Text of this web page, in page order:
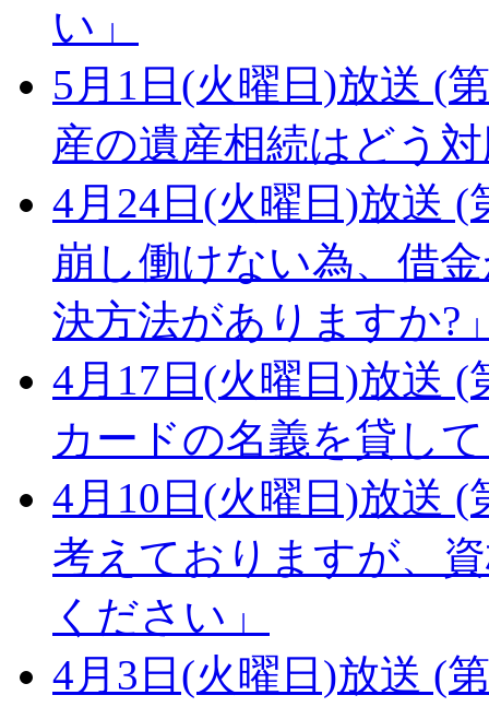
い」
5月1日(火曜日)放送 (
産の遺産相続はどう
4月24日(火曜日)放送 (
崩し働けない為、借
決方法がありますか?
4月17日(火曜日)放送 (
カードの名義を貸し
4月10日(火曜日)放送 (
考えておりますが、
ください」
4月3日(火曜日)放送 (